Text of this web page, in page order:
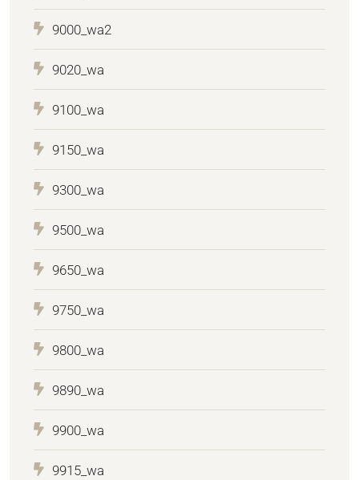
9000_wa2
9020_wa
9100_wa
9150_wa
9300_wa
9500_wa
9650_wa
9750_wa
9800_wa
9890_wa
9900_wa
9915_wa